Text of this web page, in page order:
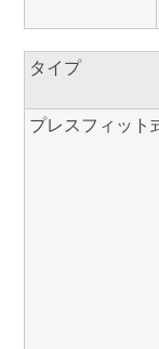
タイプ
プレスフィット